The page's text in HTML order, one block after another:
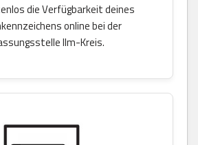
die Verfügbarkeit deines
online bei der
Ilm-Kreis.